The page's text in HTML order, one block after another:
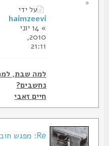
על ידי
haimzeevi
» 14 יוני
2010,
למה שבת, למה?
נחשבים?
חיים זאבי
Re: מפגש חובבי ויצרני סכינים